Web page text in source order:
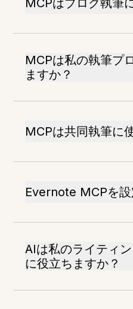
MCPはブログ執筆
MCPは私の執筆プ
ますか？
MCPは共同執筆に
Evernote MCPを設
AIは私のライティ
に役立ちますか？